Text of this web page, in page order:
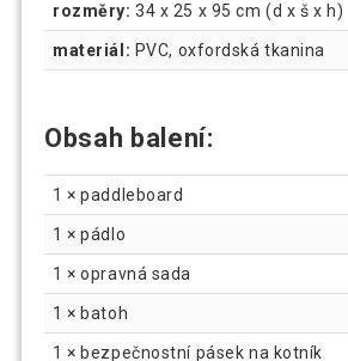
rozměry: 34 x 25 x 95 cm (d x š x h)
materiál: PVC, oxfordská tkanina
Obsah balení:
1 × paddleboard
1 × pádlo
1 × opravná sada
1 × batoh
1 × bezpečnostní pásek na kotník